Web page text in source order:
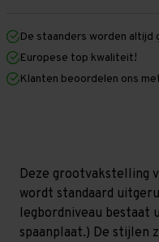
mm
x
400
mm
mm
400
mm
De staanders worden
Europese top kwaliteit!
Klanten beoordelen ons
Deze grootvakstelling
wordt standaard
legbordniveau bestaat
spaanplaat.) De stijlen